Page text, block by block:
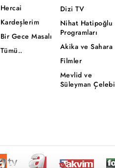
Hercai
Kardeşlerim
Bir Gece Masalı
Tümü..
Dizi TV
Nihat Hatipoğlu
Programları
Akika ve Sahara
Filmler
Mevlid ve
Süleyman Çelebi